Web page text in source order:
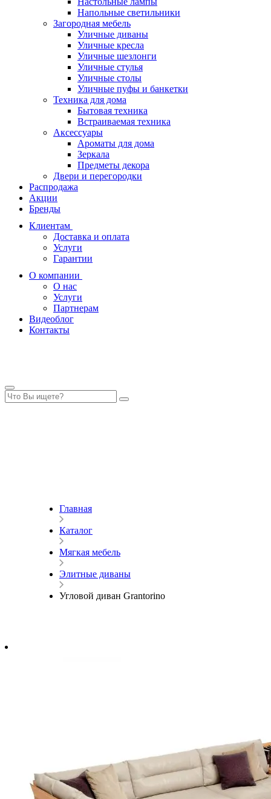
Напольные светильники
Загородная мебель
Уличные диваны
Уличные кресла
Уличные шезлонги
Уличные стулья
Уличные столы
Уличные пуфы и банкетки
Техника для дома
Бытовая техника
Встраиваемая техника
Аксессуары
Ароматы для дома
Зеркала
Предметы декора
Двери и перегородки
Распродажа
Акции
Бренды
Клиентам
Доставка и оплата
Услуги
Гарантии
О компании
О нас
Услуги
Партнерам
Видеоблог
Контакты
Главная
Каталог
Мягкая мебель
Элитные диваны
Угловой диван Grantorino